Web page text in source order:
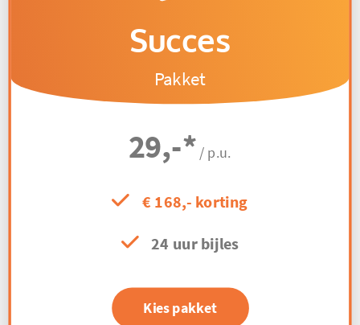
Succes
Pakket
29,-* / p.u.
€ 168,- korting
24 uur bijles
Kies pakket